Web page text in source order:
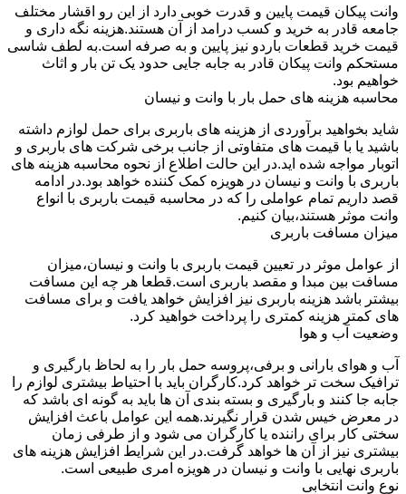
وانت پیکان قیمت پایین و قدرت خوبی دارد از این رو اقشار مختلف
جامعه قادر به خرید و کسب درامد از آن هستند.هزینه نگه داری و
قیمت خرید قطعات باردو نیز پایین و به صرفه است.به لطف شاسی
مستحکم وانت پیکان قادر به جابه جایی حدود یک تن بار و اثاث
خواهیم بود.
محاسبه هزینه های حمل بار با وانت و نیسان
شاید بخواهید برآوردی از هزینه های باربری برای حمل لوازم داشته
باشید یا با قیمت های متفاوتی از جانب برخی شرکت های باربری و
اتوبار مواجه شده اید.در این حالت اطلاع از نحوه محاسبه هزینه های
باربری با وانت و نیسان در هویزه کمک کننده خواهد بود.در ادامه
قصد داریم تمام عواملی را که در محاسبه قیمت باربری با انواع
وانت موثر هستند،بیان کنیم.
میزان مسافت باربری
از عوامل موثر در تعیین قیمت باربری با وانت و نیسان،میزان
مسافت بین مبدا و مقصد باربری است.قطعا هر چه این مسافت
بیشتر باشد هزینه باربری نیز افزایش خواهد یافت و برای مسافت
های کمتر هزینه کمتری را پرداخت خواهید کرد.
وضعیت آب و هوا
آب و هوای بارانی و برفی،پروسه حمل بار را به لحاظ بارگیری و
ترافیک سخت تر خواهد کرد.کارگران باید با احتیاط بیشتری لوازم را
جابه جا کنند و بارگیری و بسته بندی آن ها باید به گونه ای باشد که
در معرض خیس شدن قرار نگیرند.همه این عوامل باعث افزایش
سختی کار برای راننده یا کارگران می شود و از طرفی زمان
بیشتری نیز از آن ها خواهد گرفت.در این شرایط افزایش هزینه های
باربری نهایی با وانت و نیسان در هویزه امری طبیعی است.
نوع وانت انتخابی